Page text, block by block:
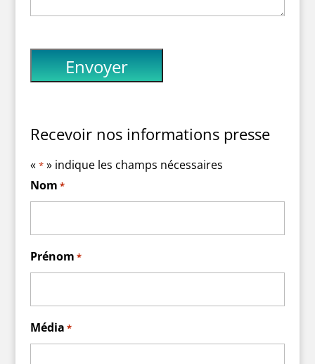
Recevoir nos informations presse
« *» indique les champs nécessaires
Nom *
Prénom *
Média *